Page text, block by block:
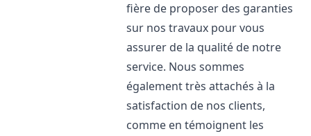
fière de proposer des garanties
sur nos travaux pour vous
assurer de la qualité de notre
service. Nous sommes
également très attachés à la
satisfaction de nos clients,
comme en témoignent les